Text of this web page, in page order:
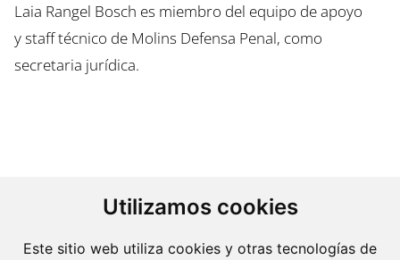
Utilizamos cookies
Este sitio web utiliza cookies y otras tecnologías de
Laia Rangel Bosch es miembro del equipo de apoyo
y staff técnico de Molins Defensa Penal, como
secretaria jurídica.